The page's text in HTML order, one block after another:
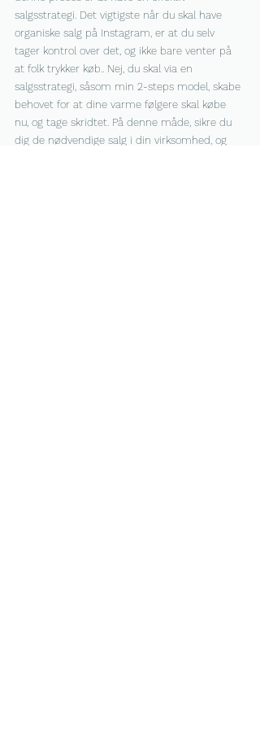
salgsstrategi. Det vigtigste når du skal have
organiske salg på Instagram, er at du selv
tager kontrol over det, og ikke bare venter på
at folk trykker køb.. Nej, du skal via en
salgsstrategi, såsom min 2-steps model, skabe
behovet for at dine varme følgere skal købe
nu, og tage skridtet. På denne måde, sikre du
dig de nødvendige salg i din virksomhed, og